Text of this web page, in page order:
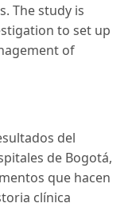
The study is
to set up
of
del
de Bogotá,
que hacen
clínica